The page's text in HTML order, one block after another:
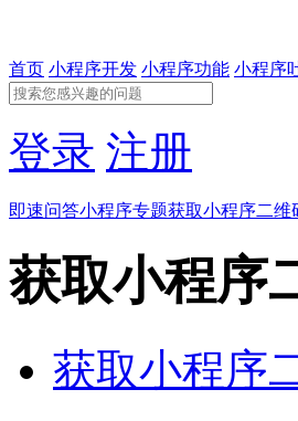
首页 小程序开发 小程序功能 小程序
登录 注册
即速问答小程序专题获取小程序二维
获取小程序
获取小程序